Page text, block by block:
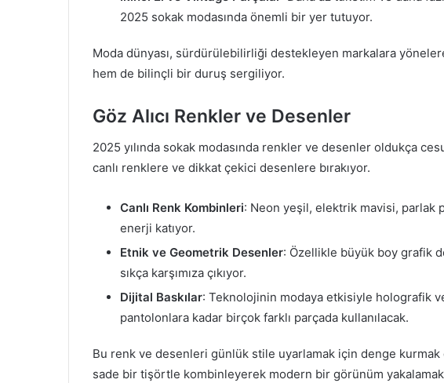
2025 sokak modasında önemli bir yer tutuyor.
Moda dünyası, sürdürülebilirliği destekleyen markalara
hem de bilinçli bir duruş sergiliyor.
Göz Alıcı Renkler ve Desenler
2025 yılında sokak modasında renkler ve desenler oldukça
canlı renklere ve dikkat çekici desenlere bırakıyor.
Canlı Renk Kombinleri: Neon yeşil, elektrik mavisi, parlak
enerji katıyor.
Etnik ve Geometrik Desenler: Özellikle büyük boy grafik
sıkça karşımıza çıkıyor.
Dijital Baskılar: Teknolojinin modaya etkisiyle holografik
pantolonlara kadar birçok farklı parçada kullanılacak.
Bu renk ve desenleri günlük stile uyarlamak için denge
sade bir tişörtle kombinleyerek modern bir görünüm